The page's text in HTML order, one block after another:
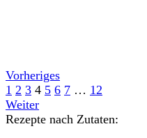
Vorheriges
1 2 3 4 5 6 7 … 12
Weiter
Rezepte nach Zutaten: